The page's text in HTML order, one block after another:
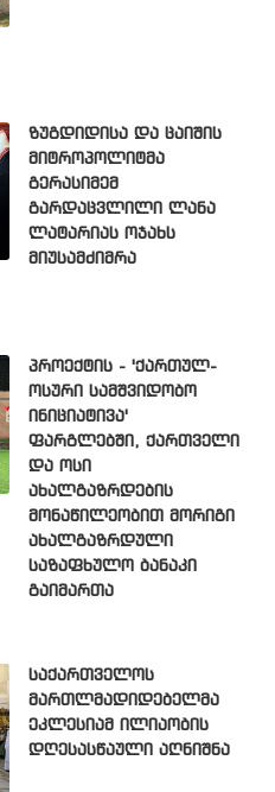
ზუგდიდისა და ცაიშის
მიტროპოლიტმა
გერასიმემ
გარდაცვლილი ლანა
ლატარიას ოჯახს
მიუსამძიმრა
პროექტის - 'ქართულ-
ოსური სამშვიდობო
ინიციატივა'
ფარგლებში, ქართველი
და ოსი
ახალგაზრდების
მონაწილეობით მორიგი
ახალგაზრდული
საზაფხულო ბანაკი
გაიმართა
საქართველოს
მართლმადიდებელმა
ეკლესიამ ილიაობის
დღესასწაული აღნიშნა